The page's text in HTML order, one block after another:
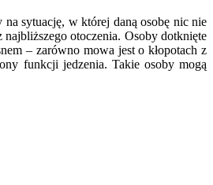
sytuację, w której daną osobę nic nie
otoczenia. Osoby dotknięte
– zarówno mowa jest o kłopotach z
funkcji jedzenia. Takie osoby mogą